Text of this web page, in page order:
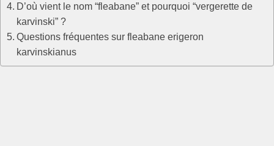
D’où vient le nom “fleabane” et pourquoi “vergerette de
karvinski” ?
Questions fréquentes sur fleabane erigeron
karvinskianus